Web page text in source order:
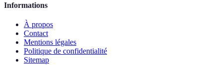
Informations
À propos
Contact
Mentions légales
Politique de confidentialité
Sitemap